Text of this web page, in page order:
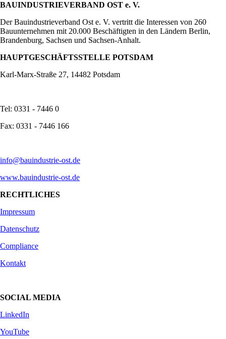
BAUINDUSTRIEVERBAND OST e. V.
Der Bauindustrieverband Ost e. V. vertritt die Interessen von 260
Bauunternehmen mit 20.000 Beschäftigten in den Ländern Berlin,
Brandenburg, Sachsen und Sachsen-Anhalt.
HAUPTGESCHÄFTSSTELLE POTSDAM
Karl-Marx-Straße 27, 14482 Potsdam
Tel: 0331 - 7446 0
Fax: 0331 - 7446 166
info@bauindustrie-ost.de
www.bauindustrie-ost.de
RECHTLICHES
Impressum
Datenschutz
Compliance
Kontakt
SOCIAL MEDIA
LinkedIn
YouTube